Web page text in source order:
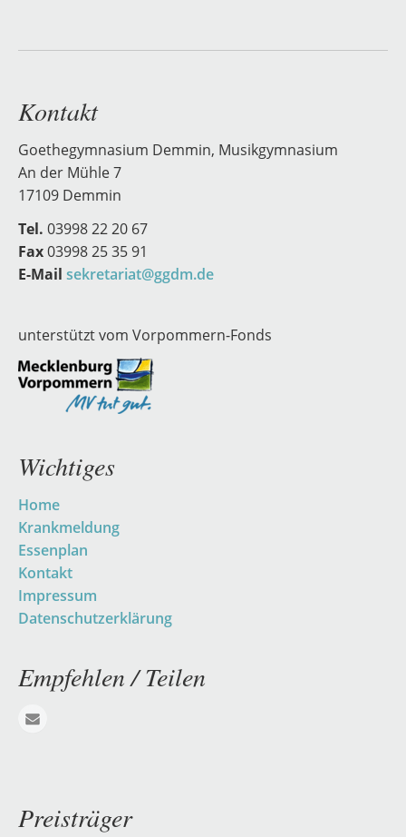
Kontakt
Goethegymnasium Demmin, Musikgymnasium
An der Mühle 7
17109 Demmin
Tel. 03998 22 20 67
Fax03998 25 35 91
E-Mail sekretariat@ggdm.de
unterstützt vom Vorpommern-Fonds
Wichtiges
Navigation
überspringen
Home
Krankmeldung
Essenplan
Kontakt
Impressum
Datenschutzerklärung
Empfehlen / Teilen
Preisträger